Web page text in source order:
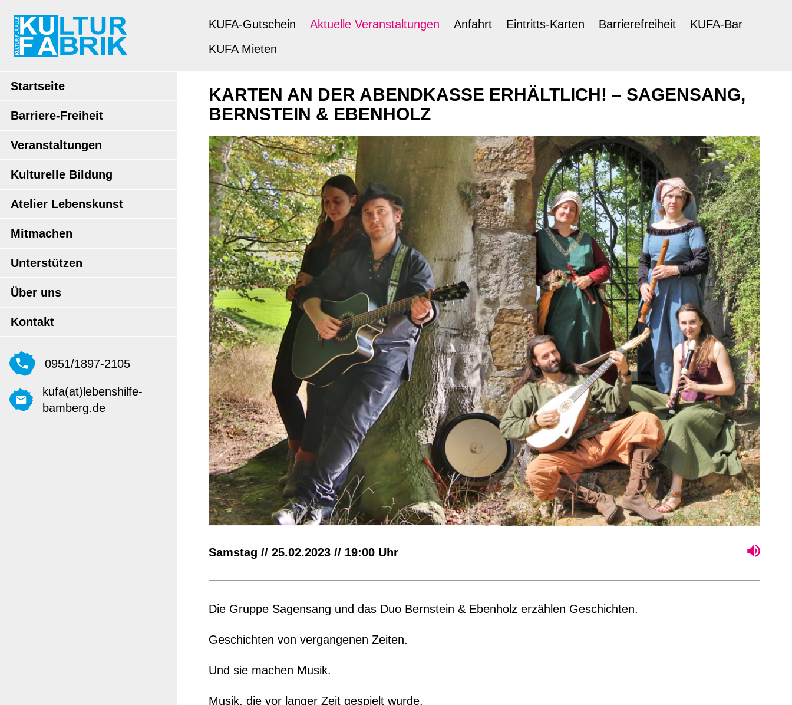
Startseite
Barriere-Freiheit
Veranstaltungen
Kulturelle Bildung
Atelier Lebenskunst
Mitmachen
Unterstützen
Über uns
Kontakt
0951/1897-2105
kufa(at)lebenshilfe-
bamberg.de
KUFA-Gutschein Aktuelle Veranstaltungen Anfahrt Eintritts-Karten Barrierefreiheit
KUFA-Bar
KUFA Mieten
KARTEN AN DER ABENDKASSE ERHÄLTLICH! – SAGENSANG,
BERNSTEIN & EBENHOLZ
Samstag // 25.02.2023 // 19:00 Uhr
Die Gruppe Sagensang und das Duo Bernstein & Ebenholz erzählen Geschichten.
Geschichten von vergangenen Zeiten.
Und sie machen Musik.
Musik, die vor langer Zeit gespielt wurde.